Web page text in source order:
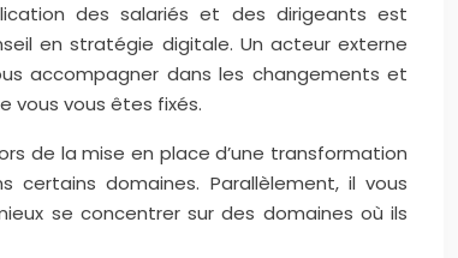
des salariés et des dirigeants est
en stratégie digitale. Un acteur externe
accompagner dans les changements et
vous vous êtes fixés.
de la mise en place d’une transformation
domaines. Parallèlement, il vous
se concentrer sur des domaines où ils